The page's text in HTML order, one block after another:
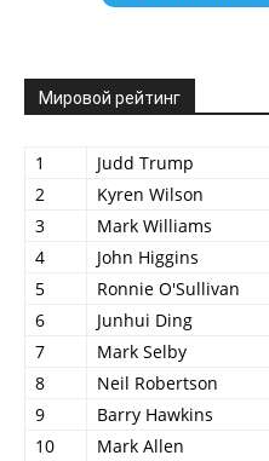
Мировой рейтинг
1 Judd Trump
2
Kyren Wilson
3
Mark Williams
4
John Higgins
5
Ronnie O'Sullivan
6
Junhui Ding
7
Mark Selby
8
Neil Robertson
9
Barry Hawkins
10
Mark Allen